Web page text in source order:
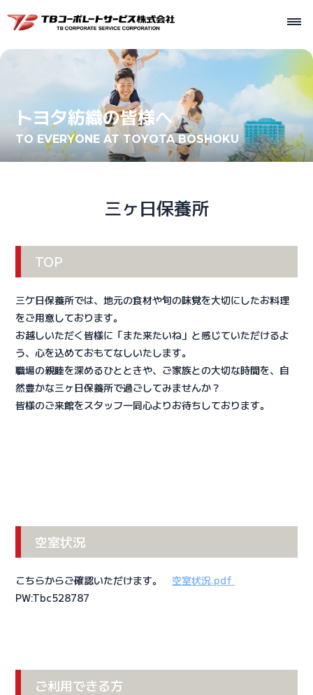
トヨタ紡織の皆様へ
TO EVERYONE AT TOYOTA BOSHOKU
三ヶ日保養所
TOP
三ケ日保養所では、地元の食材や旬の味覚を大切にしたお料理
をご用意しております。
お越しいただく皆様に「また来たいね」と感じていただけるよ
う、心を込めておもてなしいたします。
職場の親睦を深めるひとときや、ご家族との大切な時間を、自
然豊かな三ヶ日保養所で過ごしてみませんか？
皆様のご来館をスタッフ一同心よりお待ちしております。
空室状況
こちらからご確認いただけます。 空室状況.pdf
PW:Tbc528787
ご利用できる方